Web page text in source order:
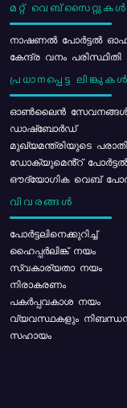
മറ്റ് വെബ്സൈറ്റുകൾ
നാഷണൽ പോർട്ടൽ
കേന്ദ്ര വനം
പ്രധാനപ്പെട്ട ലിങ്കുകൾ
ഓൺലൈൻ
ഡാഷ്ബോർഡ്
മുഖ്യമന്ത്രിയുടെ
ഡോക്യുമെൻ്റ് പോർട്ടൽ
ഔദ്യോഗിക വെബ്
വിവരങ്ങൾ
പോര്‍ട്ടലിനെക്കുറിച്ച്
ഹൈപ്പർലിങ്ക് നയം
സ്വകാര്യതാ നയം
നിരാകരണം
പകർപ്പവകാശ നയം
വ്യവസ്ഥകളും
സഹായം